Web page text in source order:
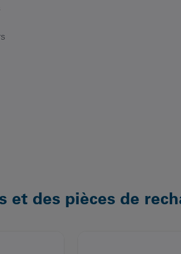
et des pièces de